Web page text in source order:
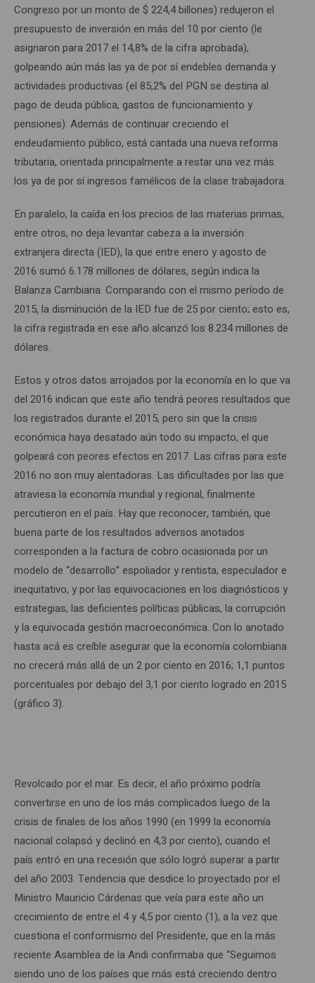
Congreso por un monto de $ 224,4 billones) redujeron el
presupuesto de inversión en más del 10 por ciento (le
asignaron para 2017 el 14,8% de la cifra aprobada),
golpeando aún más las ya de por sí endebles demanda y
actividades productivas (el 85,2% del PGN se destina al
pago de deuda pública, gastos de funcionamiento y
pensiones). Además de continuar creciendo el
endeudamiento público, está cantada una nueva reforma
tributaria, orientada principalmente a restar una vez más
los ya de por sí ingresos famélicos de la clase trabajadora.
En paralelo, la caída en los precios de las materias primas,
entre otros, no deja levantar cabeza a la inversión
extranjera directa (IED), la que entre enero y agosto de
2016 sumó 6.178 millones de dólares, según indica la
Balanza Cambiaria. Comparando con el mismo período de
2015, la disminución de la IED fue de 25 por ciento; esto es,
la cifra registrada en ese año alcanzó los 8.234 millones de
dólares.
Estos y otros datos arrojados por la economía en lo que va
del 2016 indican que este año tendrá peores resultados que
los registrados durante el 2015, pero sin que la crisis
económica haya desatado aún todo su impacto, el que
golpeará con peores efectos en 2017. Las cifras para este
2016 no son muy alentadoras. Las dificultades por las que
atraviesa la economía mundial y regional, finalmente
percutieron en el país. Hay que reconocer, también, que
buena parte de los resultados adversos anotados
corresponden a la factura de cobro ocasionada por un
modelo de “desarrollo” espoliador y rentista, especulador e
inequitativo, y por las equivocaciones en los diagnósticos y
estrategias, las deficientes políticas públicas, la corrupción
y la equivocada gestión macroeconómica. Con lo anotado
hasta acá es creíble asegurar que la economía colombiana
no crecerá más allá de un 2 por ciento en 2016; 1,1 puntos
porcentuales por debajo del 3,1 por ciento logrado en 2015
(gráfico 3).
Revolcado por el mar. Es decir, el año próximo podría
convertirse en uno de los más complicados luego de la
crisis de finales de los años 1990 (en 1999 la economía
nacional colapsó y declinó en 4,3 por ciento), cuando el
país entró en una recesión que sólo logró superar a partir
del año 2003. Tendencia que desdice lo proyectado por el
Ministro Mauricio Cárdenas que veía para este año un
crecimiento de entre el 4 y 4,5 por ciento (1), a la vez que
cuestiona el conformismo del Presidente, que en la más
reciente Asamblea de la Andi confirmaba que “Seguimos
siendo uno de los países que más está creciendo dentro